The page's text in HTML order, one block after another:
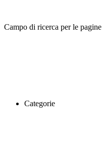
Campo di ricerca per le
Categorie